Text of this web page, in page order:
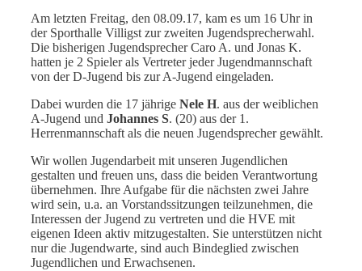
Am letzten Freitag, den 08.09.17, kam es um 16 Uhr in
der Sporthalle Villigst zur zweiten Jugendsprecherwahl.
Die bisherigen Jugendsprecher Caro A. und Jonas K.
hatten je 2 Spieler als Vertreter jeder Jugendmannschaft
von der D-Jugend bis zur A-Jugend eingeladen.
Dabei wurden die 17 jährige Nele H. aus der weiblichen
A-Jugend und Johannes S. (20) aus der 1.
Herrenmannschaft als die neuen Jugendsprecher gewählt.
Wir wollen Jugendarbeit mit unseren Jugendlichen
gestalten und freuen uns, dass die beiden Verantwortung
übernehmen. Ihre Aufgabe für die nächsten zwei Jahre
wird sein, u.a. an Vorstandssitzungen teilzunehmen, die
Interessen der Jugend zu vertreten und die HVE mit
eigenen Ideen aktiv mitzugestalten. Sie unterstützen nicht
nur die Jugendwarte, sind auch Bindeglied zwischen
Jugendlichen und Erwachsenen.